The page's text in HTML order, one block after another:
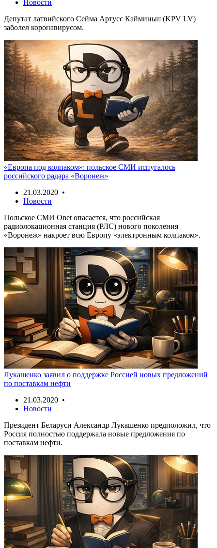
Новости
Депутат латвийского Сейма Артусс Кайминьш (KPV LV)
заболел коронавирусом.
«Европа под колпаком»: польское СМИ испугалось
российского радара «Воронеж»
21.03.2020 •
Новости
Польское СМИ Onet опасается, что российская
радиолокационная станция (РЛС) нового поколения
«Воронеж» накроет всю Европу «электронным колпаком».
Лукашенко заявил о поддержке Россией новых предложений
по поставкам нефти
21.03.2020 •
Новости
Президент Беларуси Александр Лукашенко предположил, что
Россия полностью поддержала новые предложения по
поставкам нефти.